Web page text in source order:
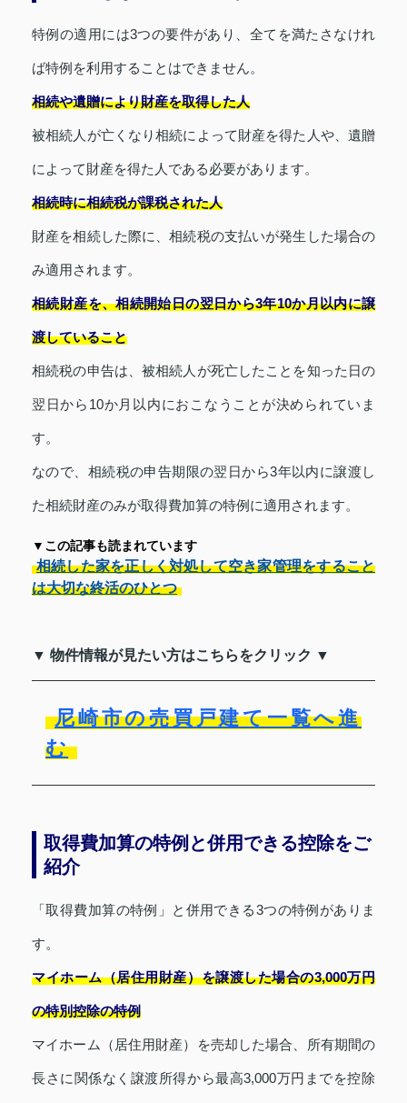
特例の適用には3つの要件があり、全てを満たさなけれ
ば特例を利用することはできません。
相続や遺贈により財産を取得した人
被相続人が亡くなり相続によって財産を得た人や、遺贈
によって財産を得た人である必要があります。
相続時に相続税が課税された人
財産を相続した際に、相続税の支払いが発生した場合の
み適用されます。
相続財産を、相続開始日の翌日から3年10か月以内に譲
渡していること
相続税の申告は、被相続人が死亡したことを知った日の
翌日から10か月以内におこなうことが決められていま
す。
なので、相続税の申告期限の翌日から3年以内に譲渡し
た相続財産のみが取得費加算の特例に適用されます。
▼この記事も読まれています
相続した家を正しく対処して空き家管理をすること
は大切な終活のひとつ
▼ 物件情報が見たい方はこちらをクリック ▼
尼崎市の売買戸建て一覧へ進
む
取得費加算の特例と併用できる控除をご
紹介
「取得費加算の特例」と併用できる3つの特例がありま
す。
マイホーム（居住用財産）を譲渡した場合の3,000万円
の特別控除の特例
マイホーム（居住用財産）を売却した場合、所有期間の
長さに関係なく譲渡所得から最高3,000万円までを控除